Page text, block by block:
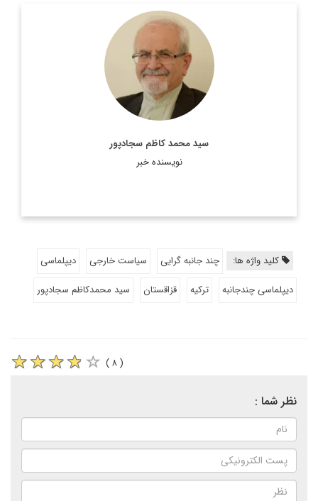
سید محمد کاظم سجادپور
نویسنده خبر
رئیس پیشین مرکز مطالعات سیاسی و بین‌المللی وزارت امور
خارجه، دیپلمات ایرانی، استاد تمام در رشته روابط بین‌الملل و عضو
هیئت علمی دانشکده روابط بین‌الملل وزارت امور خارجه است.
اطلاعات بیشتر
کلید واژه ها: چند جانبه گرایی سیاست خارجی
دیپلماسی
دیپلماسی چندجانبه
ترکیه قزاقستان سید محمدکاظم سجادپور
( ۸ )
نظر شما :